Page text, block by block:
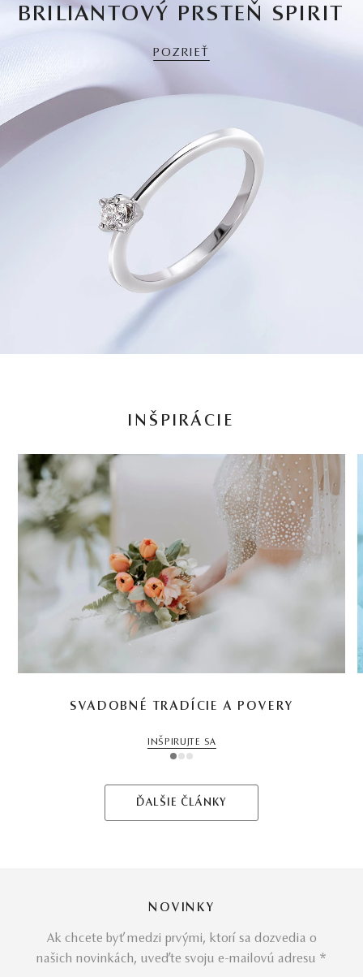
BRILIANTOVÝ PRSTEŇ SPIRIT
POZRIEŤ
INŠPIRÁCIE
SVADOBNÉ TRADÍCIE A POVERY
INŠPIRUJTE SA
1 2 3
ĎALŠIE ČLÁNKY
NOVINKY
Ak chcete byť medzi prvými, ktorí sa dozvedia o
našich novinkách, uveďte svoju e-mailovú adresu *